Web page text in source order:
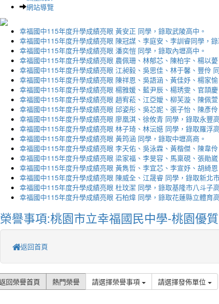
網站導覽
幸福國中115年度升學成績亮眼 黃安正 同學，錄取武陵高中。
幸福國中115年度升學成績亮眼 陳冠謀、李庭安、李訓睿同學，
幸福國中115年度升學成績亮眼 潘奕愷 同學，錄取內壢高中。
幸福國中115年度升學成績亮眼 農佩珊、林郁芯、陳柏宇、楊以
幸福國中115年度升學成績亮眼 江昶毅、吳思佳、林于馨、豐伶
幸福國中115年度升學成績亮眼 陳祥恩、吳語涵、黃佳妤、楊家
幸福國中115年度升學成績亮眼 楊雅媛、藍尹辰、楊琇雯、官頡
幸福國中115年度升學成績亮眼 趙宥菘、江亞嬡、柳芙漩、陳佩
幸福國中115年度升學成績亮眼 邱姿彤、吳芯妮、張子怡、陳彥
幸福國中115年度升學成績亮眼 廖凰淇、徐攸青 同學，錄取永豐
幸福國中115年度升學成績亮眼 林子琦、林沄嬨 同學，錄取羅浮
幸福國中115年度升學成績亮眼 黃筠涵 同學，錄取中壢高商。
幸福國中115年度升學成績亮眼 李天佑、吳泳霖、黃楷傑、陳韋
幸福國中115年度升學成績亮眼 梁家福、李旻容、馬稟硯、張勛
幸福國中115年度升學成績亮眼 黃雋哲、李宜芯、李宣妤、胡綺
幸福國中115年度升學成績亮眼 陳威全、江晟睿 同學，錄取新北
幸福國中115年度升學成績亮眼 杜玟潔 同學，錄取基隆市八斗子
幸福國中115年度升學成績亮眼 石柏煒 同學，錄取花蓮縣立體育
榮譽事項:桃園市立幸福國民中學-桃園優
返回首頁
回榮譽首頁 熱門榮譽 請選擇榮譽事項 請選擇發佈單位